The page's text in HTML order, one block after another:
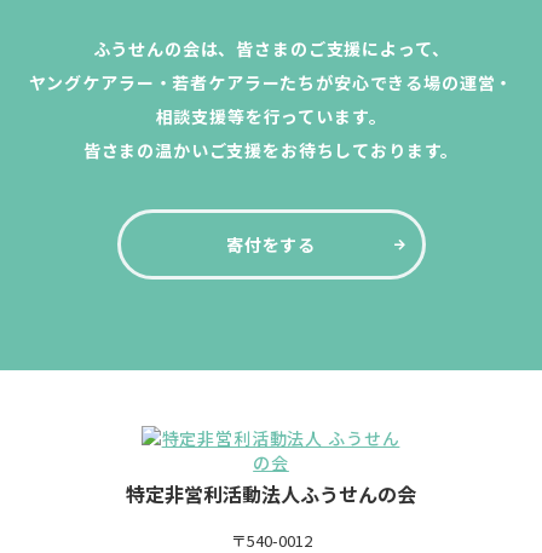
ふうせんの会は、皆さまのご支援によって、
ヤングケアラー・若者ケアラーたちが安心できる場の運営・
相談支援等を行っています。
皆さまの温かいご支援をお待ちしております。
寄付をする
特定非営利活動法人ふうせんの会
〒540-0012